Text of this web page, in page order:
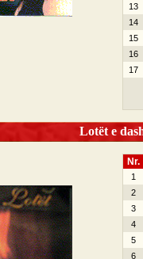
13
14
15
16
17
Lotët e
Nr.
1
2
3
4
5
6